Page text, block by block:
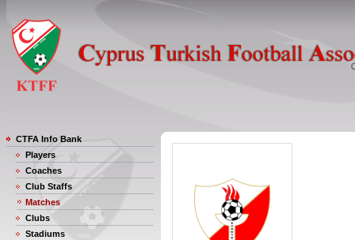
CTFA Info Bank
Players
Coaches
Club Staffs
Matches
Clubs
Stadiums